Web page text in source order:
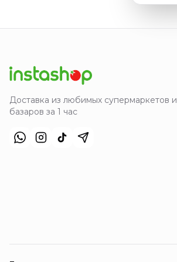
Доставка из любимых супермаркетов и
базаров за 1 час